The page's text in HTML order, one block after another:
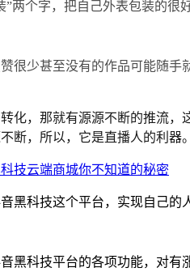
”两个字，把自己外表包装的很
很少甚至没有的作品可能随
化，那就有源源不断的推流
断，所以，它是直播人的利
黑科技这个平台，实现自己的
黑科技平台的各项功能，对